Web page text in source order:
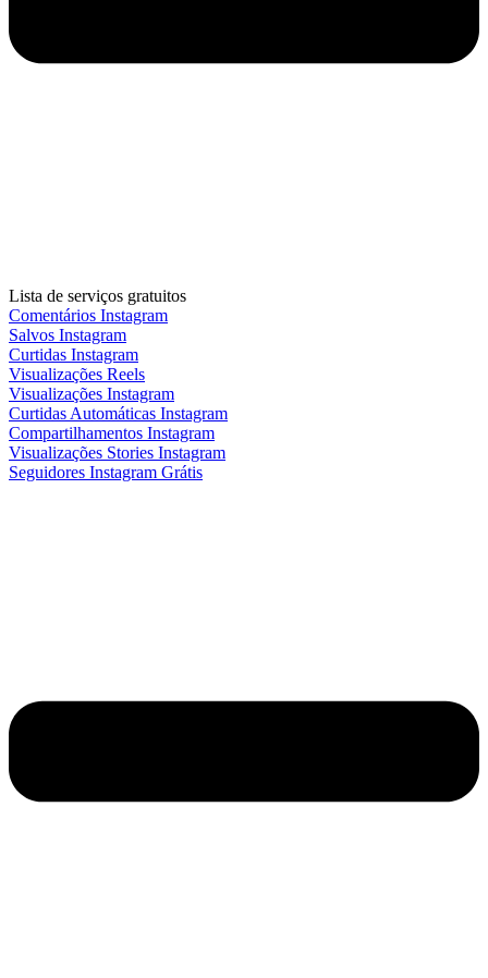
Lista de serviços gratuitos
Comentários Instagram
Salvos Instagram
Curtidas Instagram
Visualizações Reels
Visualizações Instagram
Curtidas Automáticas Instagram
Compartilhamentos Instagram
Visualizações Stories Instagram
Seguidores Instagram Grátis